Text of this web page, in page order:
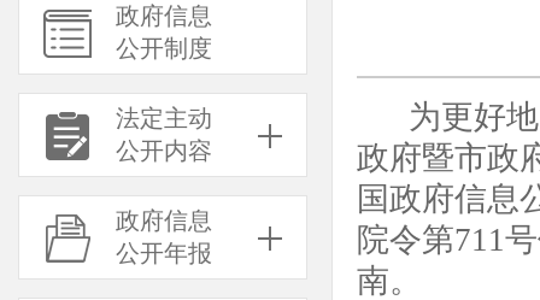
政府信息
公开制度
法定主动
公开内容
政府信息
公开年报
为更好
政府暨市政
国政府信息
院令第711
南。